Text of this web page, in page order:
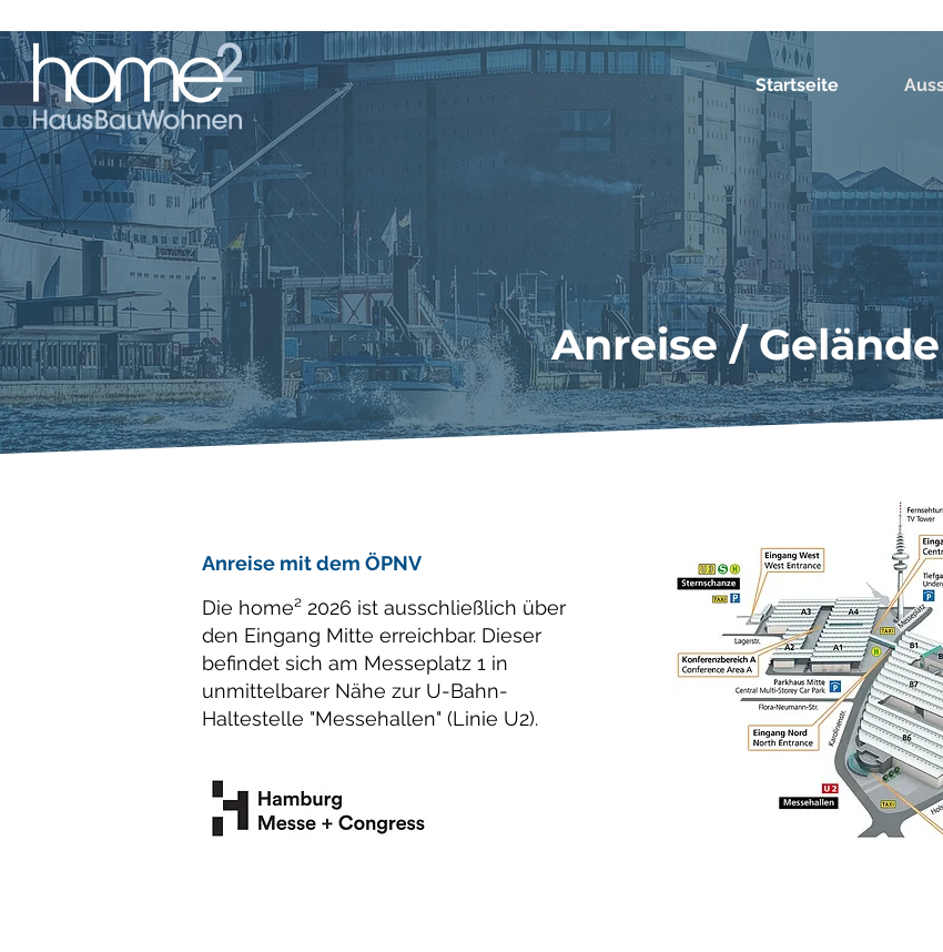
Startseite
Anreise / Gelände
Anreise mit dem ÖPNV
Die home² 2026 ist ausschließlich über
den Eingang Mitte erreichbar. Dieser
befindet sich am Messeplatz 1 in
unmittelbarer Nähe zur U-Bahn-
Haltestelle "Messehallen" (Linie U2).